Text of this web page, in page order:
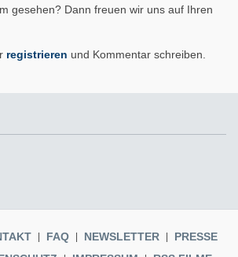
gesehen? Dann freuen wir uns auf Ihren
registrieren und Kommentar schreiben.
FAQ NEWSLETTER
PRESSE